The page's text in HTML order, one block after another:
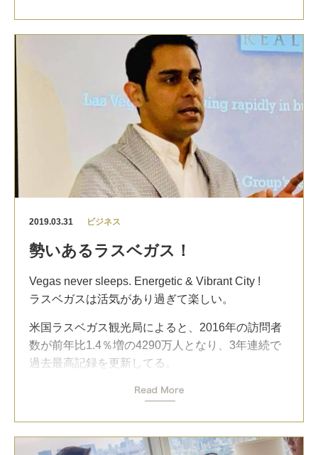
日本のことわざで百聞は一見にしかずということ
わざがありますが、自分の目で見るということは
ですね。
インターネットが当たり前になり、家のソファー
に寝転んでいても世界中の情報を集めることはで
現地で実際に自分の目で見て、触り、人々と交流
することで初めてわかることもあります
ここ数年、アジア、アメリカ、オセアニア、そし
て今回はヨーロッパに来ましたが、毎回大きな発
見や驚き、感動と出会います。
チャレンジすること、世界を旅することで自分を
成長させることができます
Life is an adventure ! Keep enjoying !
ができるでしょうか？」
と心配する声も届く。
そういう方には私は決まって「大丈夫！学びに年
齢は関係ありません」と言い続けていますが、そ
れを裏付ける記事がプレジデントにあったのでシ
ェアしたいと思います。
ある研究チームが日本人137人を対象に行った実験
によれば、
英語力が高い人は脳の「右下前頭回」
と呼ばれる部位が共通して発達していたとのこ
の勉強をしてもらったところ、英語力が30%アッ
プしやはり右下前頭回が発達し6%程度大きくなっ
ていたそう。
そしてこの実験を行った脳科学者は 「このような
脳の進化は才能や年齢に関わらず起きる」
と断言
する。
新しいスキルの獲得、禁煙、ダイエット、その中
で成果を挙げられるかどうかを決めるのは結局
“persistence（＝粘り強さ）”！
脳にはこの”persistence”を司る部位もあり、努力が
2019.03.31 ビジネス
勢いあるラスベガス！
Vegas never sleeps. Energetic & Vibrant City !
ラスベガスは活気があり過ぎて楽しい。
米国ラスベガス観光局によると、2016年の訪問者
数が前年比1.4％増の4290万人となり、3年連続で
過去最高記録を更新してる。
は約1100万平方フィート（約102万平方メート